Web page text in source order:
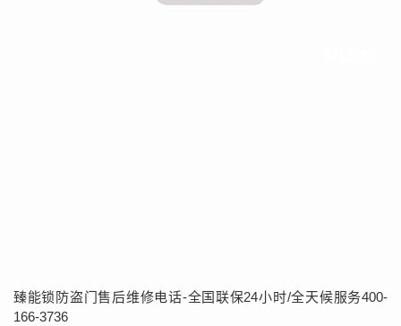
臻能锁防盗门售后维修电话-全国联保24小时/全天候服务400-
166-3736